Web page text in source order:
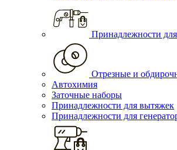
Принадлежности
Отрезные и
Автохимия
Заточные наборы
Принадлежности для вытяжек
Принадлежности для